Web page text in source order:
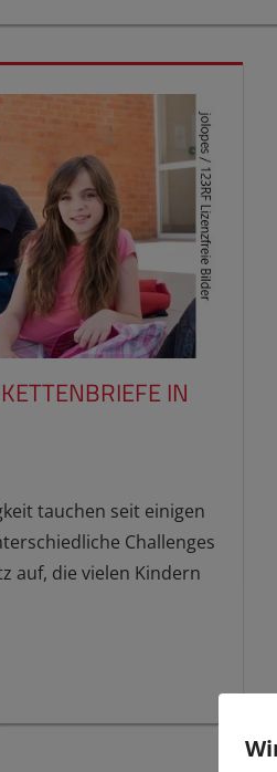
IN
tauchen seit einigen
Challenges
auf, die vielen Kindern